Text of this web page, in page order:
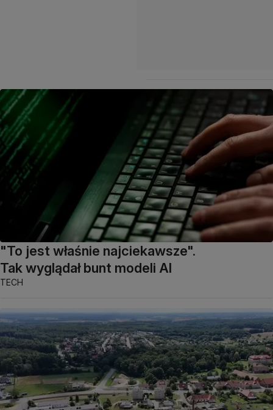
"To jest właśnie najciekawsze".
Tak wyglądał bunt modeli AI
TECH